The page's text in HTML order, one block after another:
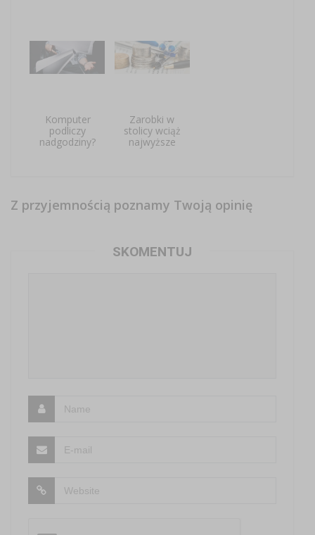
Komputer
podliczy
nadgodziny?
Zarobki w
stolicy wciąż
najwyższe
Z przyjemnością poznamy Twoją opinię
SKOMENTUJ